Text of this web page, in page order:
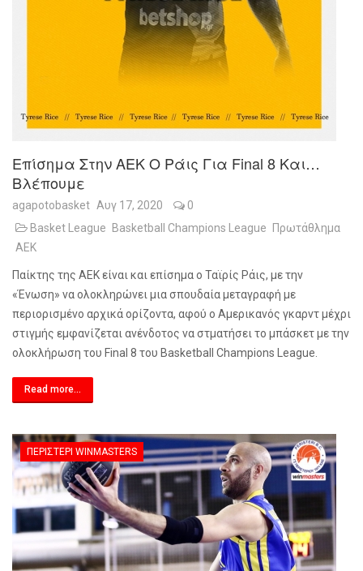
Επίσημα Στην ΑΕΚ Ο Ράις Για Final 8 Και…
Βλέπουμε
agapotobasket Αυγ 17, 2020
0
Basket League
Basketball Champions League
Πρωτάθλημα
ΑΕΚ
Παίκτης της ΑΕΚ είναι και επίσημα ο Ταϊρίς Ράις, με την
«Ένωση» να ολοκληρώνει μια σπουδαία μεταγραφή με
περιορισμένο αρχικά ορίζοντα, αφού ο Αμερικανός γκαρντ μέχρι
στιγμής εμφανίζεται ανένδοτος να στματήσει το μπάσκετ με την
ολοκλήρωση του Final 8 του Basketball Champions League
Read more...
ΠΕΡΙΣΤΈΡΙ WINMASTERS